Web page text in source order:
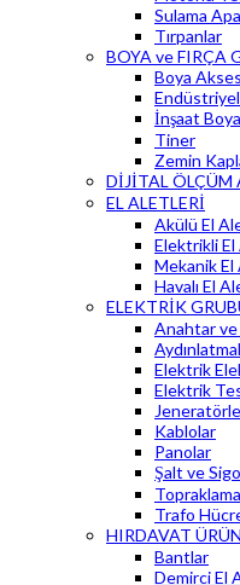
Sulama
Tırpanlar
BOYA ve FIRÇA
Boya
İnşaat
Tiner
Zemin
DİJİTAL ÖLÇÜM
EL ALETLERİ
Akülü El
Elektrikli
Mekanik
Havalı El
ELEKTRİK
Anahtar
Elektrik
Elektrik
Kablolar
Panolar
Şalt ve
Topraklama
Trafo
HIRDAVAT
Bantlar
Demirci El